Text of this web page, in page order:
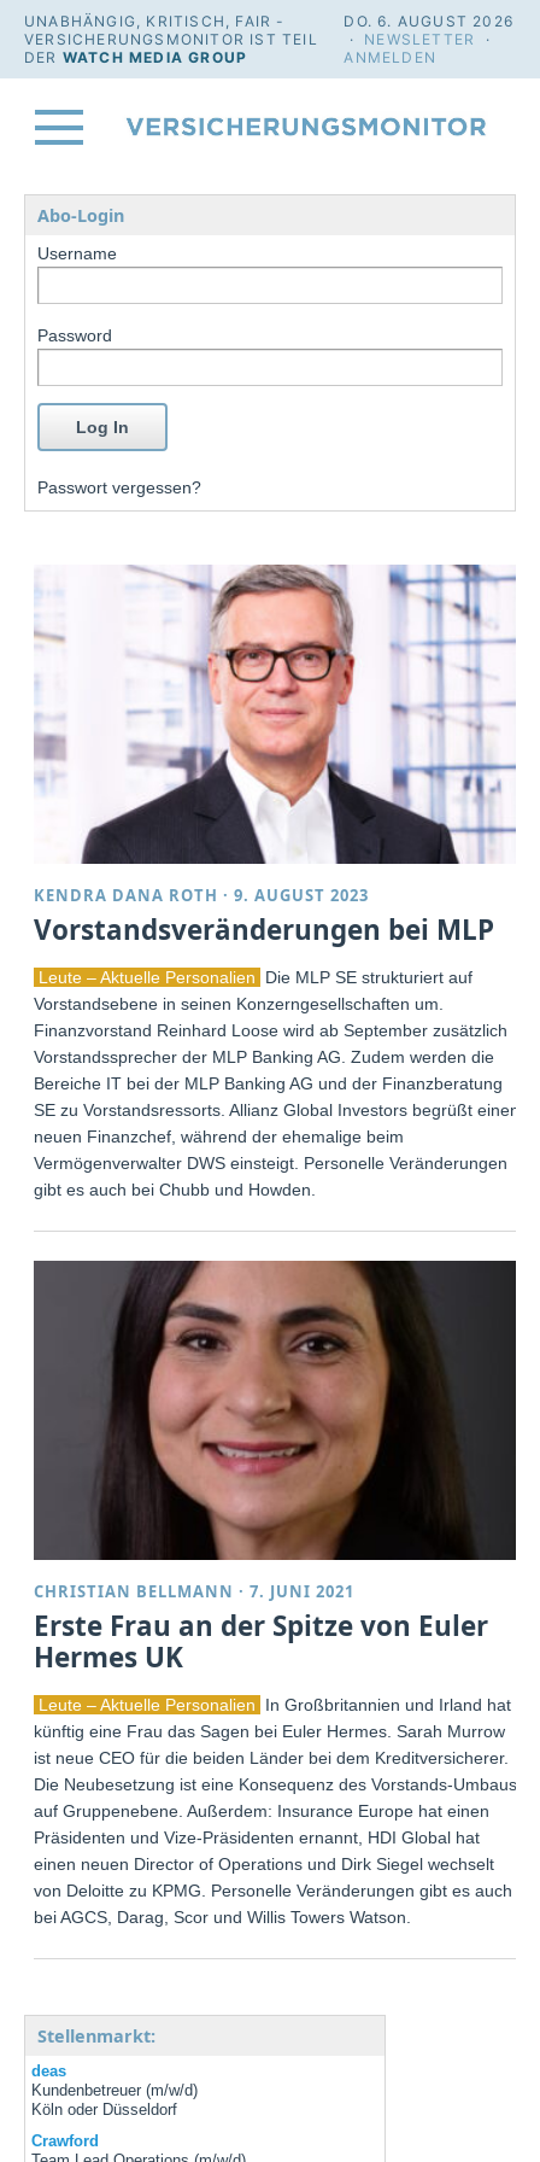
UNABHÄNGIG, KRITISCH, FAIR -
VERSICHERUNGSMONITOR IST TEIL
DER WATCH MEDIA GROUP
DO. 6. AUGUST 2026
· NEWSLETTER
·
ANMELDEN
Abo-Login
Username
Password
Passwort vergessen?
KENDRA DANA ROTH ·9. AUGUST 2023
Vorstandsveränderungen bei MLP
Leute – Aktuelle Personalien
Die MLP SE strukturiert auf
Vorstandsebene in seinen Konzerngesellschaften um.
Finanzvorstand Reinhard Loose wird ab September zusätzlich
Vorstandssprecher der MLP Banking AG. Zudem werden die
Bereiche IT bei der MLP Banking AG und der Finanzberatung
SE zu Vorstandsressorts. Allianz Global Investors begrüßt einen
neuen Finanzchef, während der ehemalige beim
Vermögenverwalter DWS einsteigt. Personelle Veränderungen
gibt es auch bei Chubb und Howden.
CHRISTIAN BELLMANN ·7. JUNI 2021
Erste Frau an der Spitze von Euler
Hermes UK
Leute – Aktuelle Personalien
In Großbritannien und Irland hat
künftig eine Frau das Sagen bei Euler Hermes. Sarah Murrow
ist neue CEO für die beiden Länder bei dem Kreditversicherer.
Die Neubesetzung ist eine Konsequenz des Vorstands-Umbaus
auf Gruppenebene. Außerdem: Insurance Europe hat einen
Präsidenten und Vize-Präsidenten ernannt, HDI Global hat
einen neuen Director of Operations und Dirk Siegel wechselt
von Deloitte zu KPMG. Personelle Veränderungen gibt es auch
bei AGCS, Darag, Scor und Willis Towers Watson.
Stellenmarkt:
deas
Kundenbetreuer (m/w/d)
Köln oder Düsseldorf
Crawford